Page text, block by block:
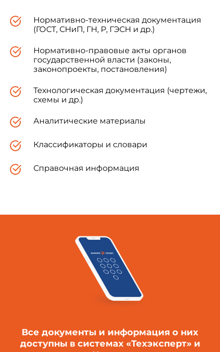
Нормативно-техническая документация
(ГОСТ, СНиП, ГН, Р, ГЭСН и др.)
Нормативно-правовые акты органов
государственной власти (законы,
законопроекты, постановления)
Технологическая документация (чертежи,
схемы и др.)
Аналитические материалы
Классификаторы и словари
Справочная информация
Все документы и информация о них
доступны в системах «Техэксперт» и